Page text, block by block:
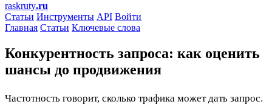
raskruty.ru
Статьи Инструменты API Войти
Главная Статьи Ключевые слова
Конкурентность запроса: как оценить
шансы до продвижения
Частотность говорит, сколько трафика может дать запрос.